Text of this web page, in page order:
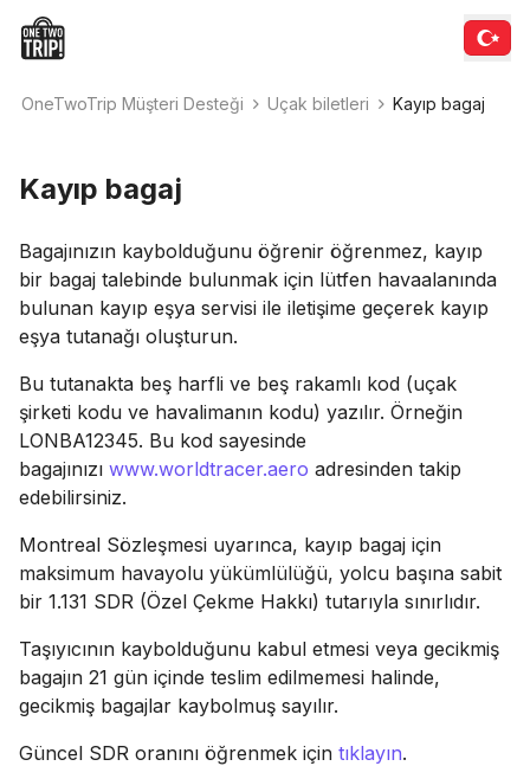
OneTwoTrip Müşteri Desteği Uçak biletleri Kayıp bagaj
Kayıp bagaj
Bagajınızın kaybolduğunu öğrenir öğrenmez, kayıp
bir bagaj talebinde bulunmak için lütfen havaalanında
bulunan kayıp eşya servisi ile iletişime geçerek kayıp
eşya tutanağı oluşturun.
Bu tutanakta beş harfli ve beş rakamlı kod (uçak
şirketi kodu ve havalimanın kodu) yazılır. Örneğin
LONBA12345. Bu kod sayesinde
bagajınızı www.worldtracer.aero adresinden takip
edebilirsiniz.
Montreal Sözleşmesi uyarınca, kayıp bagaj için
maksimum havayolu yükümlülüğü, yolcu başına sabit
bir 1.131 SDR (Özel Çekme Hakkı) tutarıyla sınırlıdır.
Taşıyıcının kaybolduğunu kabul etmesi veya gecikmiş
bagajın 21 gün içinde teslim edilmemesi halinde,
gecikmiş bagajlar kaybolmuş sayılır.
Güncel SDR oranını öğrenmek için tıklayın.